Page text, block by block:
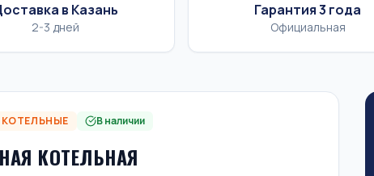
в Казань
2-3 дней
Гарантия 3 года
Официальная
В наличии
КОТЕЛЬНАЯ